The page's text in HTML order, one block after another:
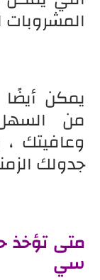
المشروبات
يمكن
من
وعافيتك
جدولك
متى تؤخذ
سي